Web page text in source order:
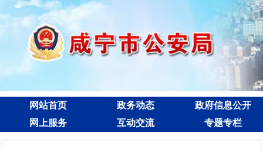
网站首页 政务动态
政府信息公开
网上服务
互动交流 专题专栏